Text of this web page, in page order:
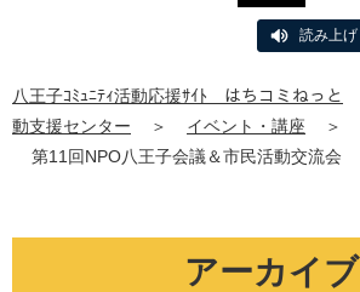
読み上げ
八王子ｺﾐｭﾆﾃｨ活動応援ｻｲﾄ はちコミねっと
動支援センター
＞ イベント・講座 ＞
第11回NPO八王子会議＆市民活動交流会
アーカイブ